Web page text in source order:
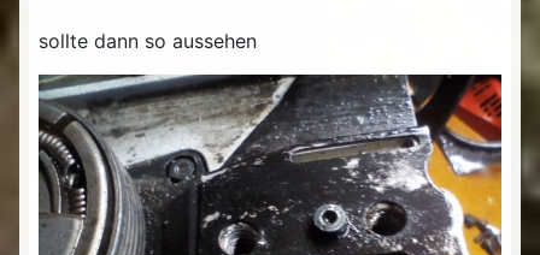
sollte dann so aussehen